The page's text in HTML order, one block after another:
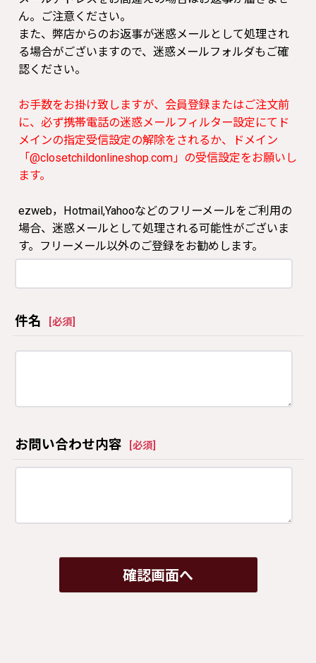
ん。ご注意ください。
また、弊店からのお返事が迷惑メールとして処理され
る場合がございますので、迷惑メールフォルダもご確
認ください。
お手数をお掛け致しますが、会員登録またはご注文前
に、必ず携帯電話の迷惑メールフィルター設定にてド
メインの指定受信設定の解除をされるか、ドメイン
「@closetchildonlineshop.com」の受信設定をお願いし
ます。
ezweb，Hotmail,Yahooなどのフリーメールをご利用の
場合、迷惑メールとして処理される可能性がございま
す。フリーメール以外のご登録をお勧めします。
件名 必須
お問い合わせ内容 必須
確認画面へ